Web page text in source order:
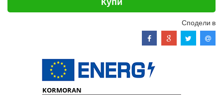
Сподели в
KORMORAN